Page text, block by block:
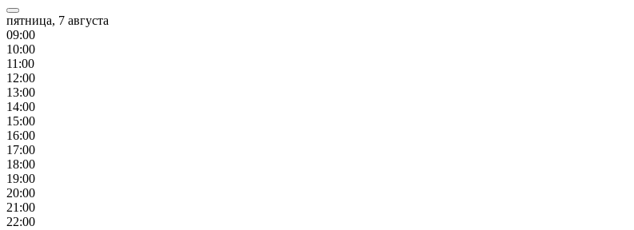
пятница, 7 августа
09:00
10:00
11:00
12:00
13:00
14:00
15:00
16:00
17:00
18:00
19:00
20:00
21:00
22:00